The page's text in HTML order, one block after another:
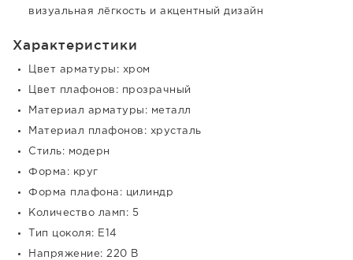
визуальная лёгкость и акцентный дизайн
Характеристики
Цвет арматуры: хром
Цвет плафонов: прозрачный
Материал арматуры: металл
Материал плафонов: хрусталь
Стиль: модерн
Форма: круг
Форма плафона: цилиндр
Количество ламп: 5
Тип цоколя: E14
Напряжение: 220 В